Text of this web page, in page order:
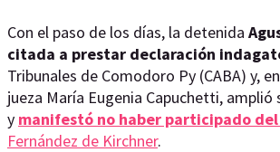
Con el paso de los días, la detenida
citada a prestar declaración
Tribunales de Comodoro Py (CABA) y,
jueza María Eugenia Capuchetti, amplió
y manifestó no haber participado
Fernández de Kirchner.